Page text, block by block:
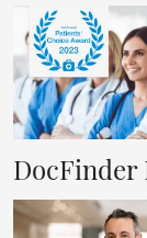
DocFinder